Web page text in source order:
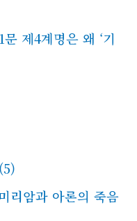
제4계명은 왜 ‘기
리암과 아론의 죽음